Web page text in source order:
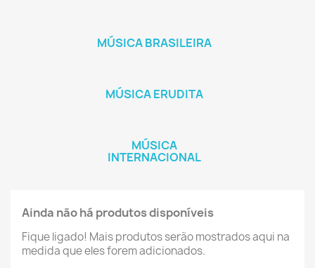
MÚSICA BRASILEIRA
MÚSICA ERUDITA
MÚSICA
INTERNACIONAL
Ainda não há produtos disponíveis
Fique ligado! Mais produtos serão mostrados aqui na
medida que eles forem adicionados.